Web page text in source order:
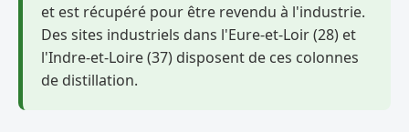
et est récupéré pour être revendu à l'industrie.
Des sites industriels dans l'Eure-et-Loir (28) et
l'Indre-et-Loire (37) disposent de ces colonnes
de distillation.